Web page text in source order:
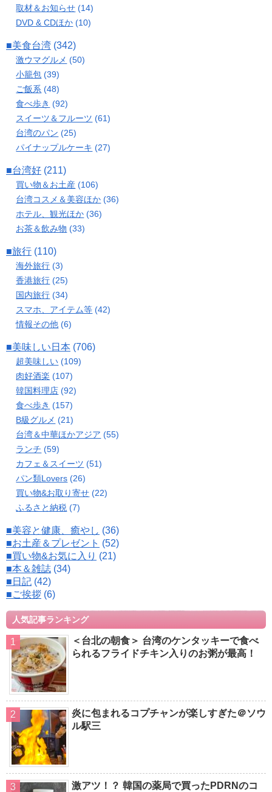
取材＆お知らせ (14)
DVD & CDほか (10)
■美食台湾 (342)
激ウマグルメ (50)
小籠包 (39)
ご飯系 (48)
食べ歩き (92)
スイーツ＆フルーツ (61)
台湾のパン (25)
パイナップルケーキ (27)
■台湾好 (211)
買い物＆お土産 (106)
台湾コスメ＆美容ほか (36)
ホテル、観光ほか (36)
お茶＆飲み物 (33)
■旅行 (110)
海外旅行 (3)
香港旅行 (25)
国内旅行 (34)
スマホ、アイテム等 (42)
情報その他 (6)
■美味しい日本 (706)
超美味しい (109)
肉好酒楽 (107)
韓国料理店 (92)
食べ歩き (157)
B級グルメ (21)
台湾＆中華ほかアジア (55)
ランチ (59)
カフェ＆スイーツ (51)
パン類Lovers (26)
買い物&お取り寄せ (22)
ふるさと納税 (7)
■美容と健康、癒やし (36)
■お土産＆プレゼント (52)
■買い物&お気に入り (21)
■本＆雑誌 (34)
■日記 (42)
■ご挨拶 (6)
人気記事ランキング
＜台北の朝食＞ 台湾のケンタッキーで食べ
られるフライドチキン入りのお粥が最高！
炎に包まれるコプチャンが楽しすぎた＠ソウ
ル駅三
激アツ！？ 韓国の薬局で買ったPDRNのコ